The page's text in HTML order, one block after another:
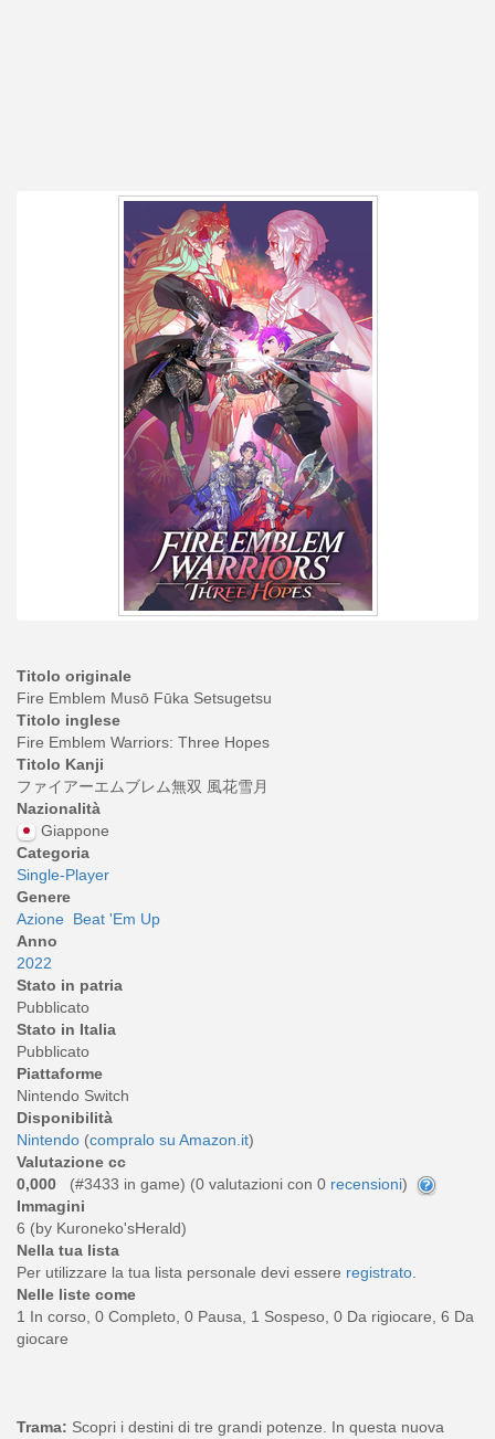
Titolo originale
Fire Emblem Musō Fūka Setsugetsu
Titolo inglese
Fire Emblem Warriors: Three Hopes
Titolo Kanji
ファイアーエムブレム無双 風花雪月
Nazionalità
Giappone
Categoria
Single-Player
Genere
Azione Beat 'Em Up
Anno
2022
Stato in patria
Pubblicato
Stato in Italia
Pubblicato
Piattaforme
Nintendo Switch
Disponibilità
Nintendo (compralo su Amazon.it)
Valutazione cc
0,000
(#3433 in game) (0 valutazioni con 0 recensioni)
Immagini
6 (by Kuroneko'sHerald)
Nella tua lista
Per utilizzare la tua lista personale devi essere registrato.
Nelle liste come
1 In corso, 0 Completo, 0 Pausa, 1 Sospeso, 0 Da rigiocare, 6 Da
giocare
Trama: Scopri i destini di tre grandi potenze. In questa nuova